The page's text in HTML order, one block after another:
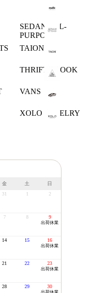
SEDAN ALL-
PURPOSE
TAION
THRIFTY LOOK
VANS
XOLO JEWELRY
金 土
日
31 1 2
7 8 9
出荷休業
14 15 16
出荷休業
21 22 23
出荷休業
28 29 30